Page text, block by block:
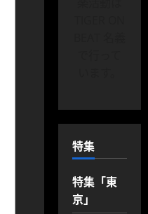
特集
特集「東
京」